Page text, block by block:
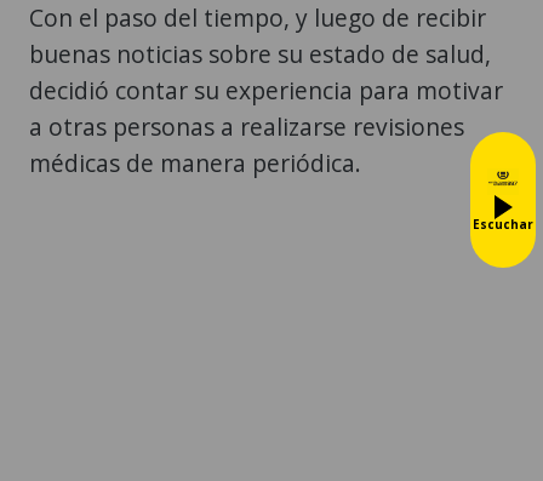
Con el paso del tiempo, y luego de recibir
buenas noticias sobre su estado de salud,
decidió contar su experiencia para motivar
a otras personas a realizarse revisiones
médicas de manera periódica.
Escuchar